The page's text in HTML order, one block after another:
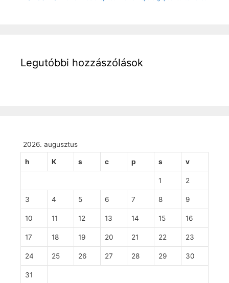
Legutóbbi hozzászólások
2026. augusztus
h K s c p s v
1 2
3 4 5 6 7 8 9
10 11 12 13 14 15 16
17 18 19 20 21 22 23
24 25 26 27 28 29 30
31